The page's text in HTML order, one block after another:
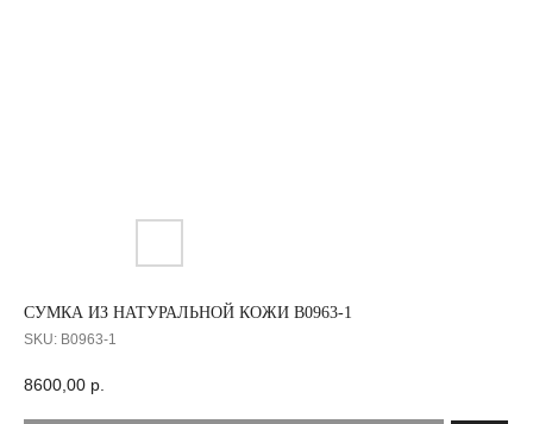
СУМКА ИЗ НАТУРАЛЬНОЙ КОЖИ B0963-1
SKU: B0963-1
8600,00 р.